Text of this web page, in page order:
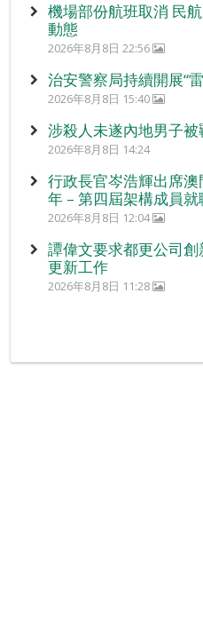
機場部份航班取消 民
動態
2026年8月8日 22:56
治安警察局持續開展“
2026年8月8日 15:40
涉殺人未遂內地男子被
2026年8月8日 14:24
行政長官岑浩輝出席
年 – 第四屆架構成員就
2026年8月8日 12:04
譚偉文要求都更公司
更新工作
2026年8月8日 11:28